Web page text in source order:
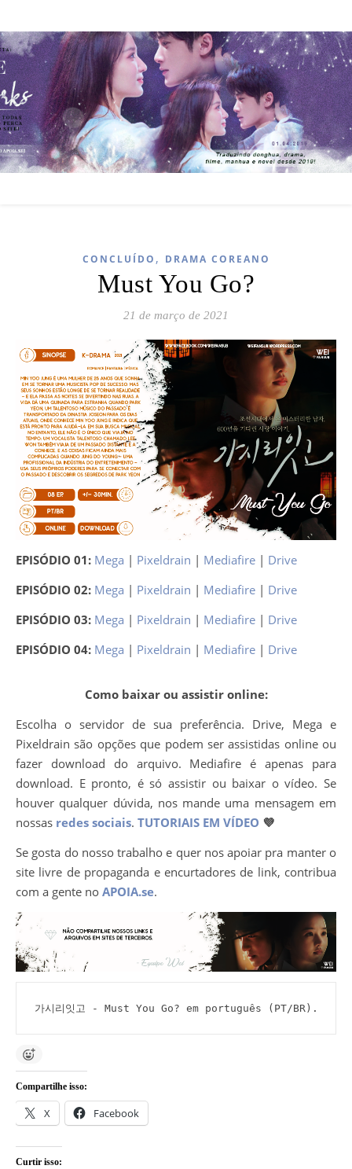
CONCLUÍDO , DRAMA COREANO
Must You Go?
21 de março de 2021
EPISÓDIO 01: Mega | Pixeldrain | Mediafire | Drive
EPISÓDIO 02: Mega | Pixeldrain | Mediafire | Drive
EPISÓDIO 03: Mega | Pixeldrain | Mediafire | Drive
EPISÓDIO 04: Mega | Pixeldrain | Mediafire | Drive
Como baixar ou assistir online:
Escolha o servidor de sua preferência. Drive, Mega e
Pixeldrain são opções que podem ser assistidas online ou
fazer download do arquivo. Mediafire é apenas para
download. E pronto, é só assistir ou baixar o vídeo. Se
houver qualquer dúvida, nos mande uma mensagem em
nossas redes sociais. TUTORIAIS EM VÍDEO 💜
Se gosta do nosso trabalho e quer nos apoiar pra manter o
site livre de propaganda e encurtadores de link, contribua
com a gente no APOIA.se.
가시리잇고 - Must You Go? em português (PT/BR).
Compartilhe isso:
X Facebook
Curtir isso: